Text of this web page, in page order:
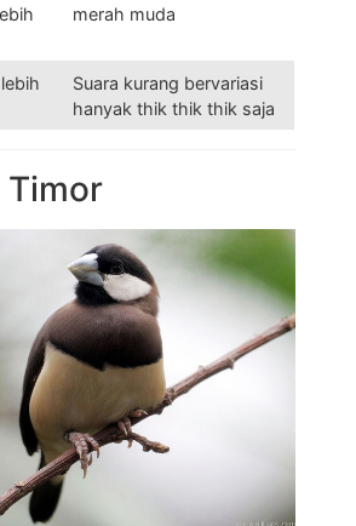
merah muda
Suara kurang bervariasi
hanyak thik thik thik saja
Timor